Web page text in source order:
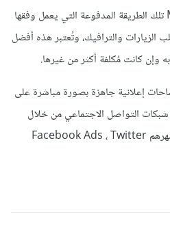
يقصد بمصطلح Media Buying تلك الطريقة المدفوعة التي يعمل وفقها
والترافيك، وتُعتبر هذه أفضل
كانت مُكلفة أكثر من غيرها.
إعلانية جاهزة بصورة مباشرة على
التواصل الاجتماعي من خلال
البرامج التي توفرها لذلك ومن أشهرهم Facebook Ads ، Twitter